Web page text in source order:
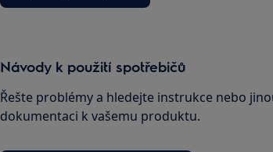
Návody k použití spotřebičů
Řešte problémy a hledejte instrukce nebo
dokumentaci k vašemu produktu.